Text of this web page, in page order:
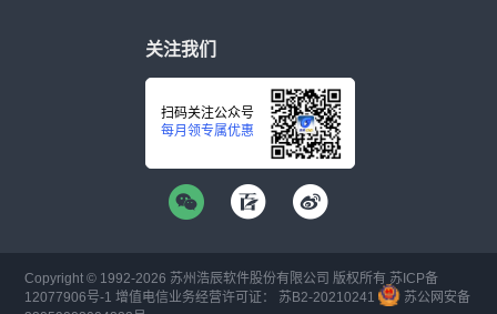
关注我们
扫码关注公众号
每月领专属优惠
Copyright © 1992-2026 苏州浩辰软件股份有限公司 版权所有 苏ICP备
12077906号-1 增值电信业务经营许可证： 苏B2-20210241
苏公网安备